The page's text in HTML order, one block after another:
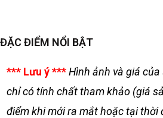
ĐẶC ĐIỂM NỔI BẬT
*** Lưu ý ***Hình ảnh và giá
chỉ có tính chất tham khảo (giá
điểm khi mới ra mắt hoặc tại thời